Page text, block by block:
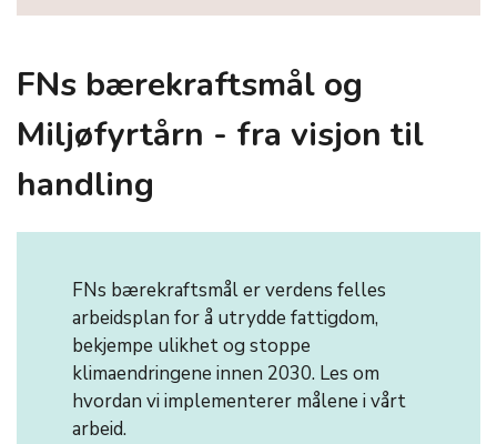
FNs bærekraftsmål og
Miljøfyrtårn - fra visjon til
handling
FNs bærekraftsmål er verdens felles
arbeidsplan for å utrydde fattigdom,
bekjempe ulikhet og stoppe
klimaendringene innen 2030. Les om
hvordan vi implementerer målene i vårt
arbeid.